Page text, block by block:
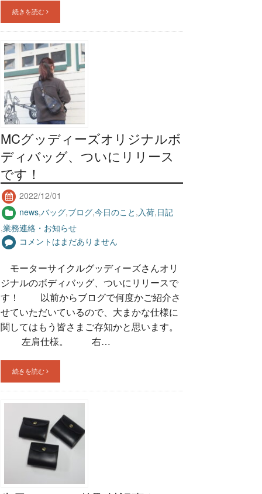
続きを読む
MCグッディーズオリジナルボ
ディバッグ、ついにリリース
です！
2022/12/01
news,バッグ,ブログ,今日のこと , 入荷,日記
,業務連絡・お知らせ
コメントはまだありません
モーターサイクルグッディーズさんオリ
ジナルのボディバッグ、ついにリリースで
す！ 以前からブログで何度かご紹介さ
せていただいているので、大まかな仕様に
関してはもう皆さまご存知かと思います。
左肩仕様。 右…
続きを読む